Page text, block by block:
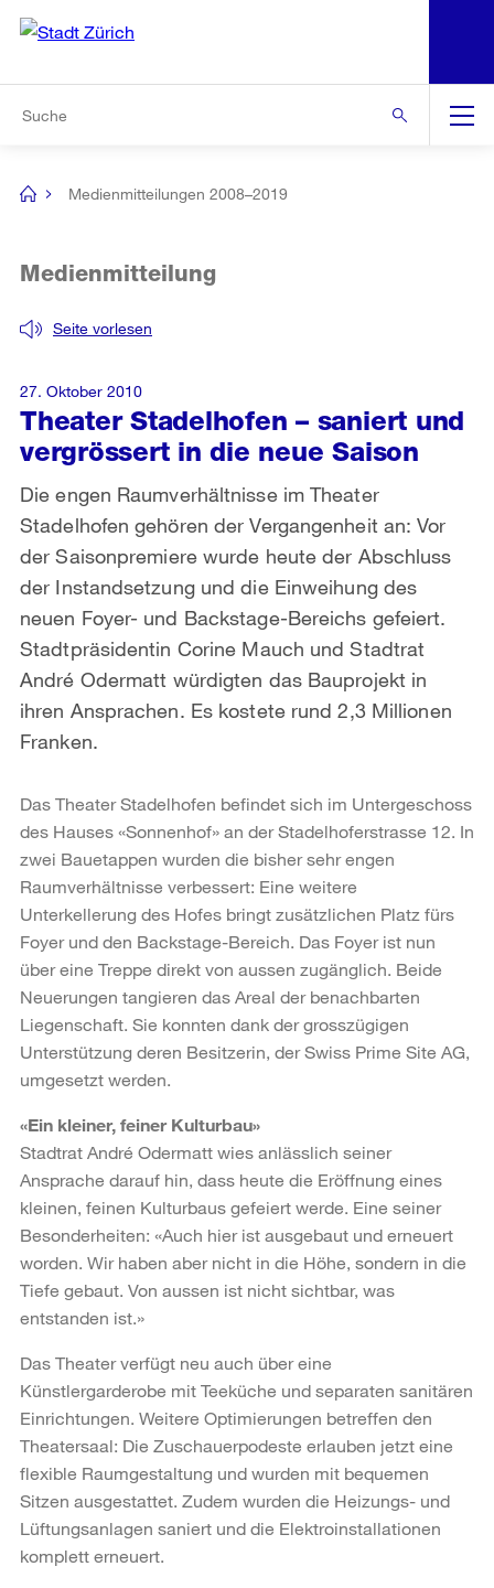
Navigation
[no
Medienmitteilungen 2008–2019
Theater Stadelhofen – saniert und
vergrössert in die neue Saison
Seite vorlesen
Medienmitteilung
Die engen Raumverhältnisse im Theater
Stadelhofen gehören der Vergangenheit an: Vor
der Saisonpremiere wurde heute der Abschluss
der Instandsetzung und die Einweihung des
neuen Foyer- und Backstage-Bereichs gefeiert.
Stadtpräsidentin Corine Mauch und Stadtrat
André Odermatt würdigten das Bauprojekt in
ihren Ansprachen. Es kostete rund 2,3 Millionen
Franken.
27. Oktober 2010
Das Theater Stadelhofen befindet sich im Untergeschoss
des Hauses «Sonnenhof» an der Stadelhoferstrasse 12. In
zwei Bauetappen wurden die bisher sehr engen
Raumverhältnisse verbessert: Eine weitere
Unterkellerung des Hofes bringt zusätzlichen Platz fürs
Foyer und den Backstage-Bereich. Das Foyer ist nun
über eine Treppe direkt von aussen zugänglich. Beide
Neuerungen tangieren das Areal der benachbarten
Liegenschaft. Sie konnten dank der grosszügigen
Unterstützung deren Besitzerin, der Swiss Prime Site AG,
umgesetzt werden.
«Ein kleiner, feiner Kulturbau»
Stadtrat André Odermatt wies anlässlich seiner
Ansprache darauf hin, dass heute die Eröffnung eines
kleinen, feinen Kulturbaus gefeiert werde. Eine seiner
Besonderheiten: «Auch hier ist ausgebaut und erneuert
worden. Wir haben aber nicht in die Höhe, sondern in die
Tiefe gebaut. Von aussen ist nicht sichtbar, was
entstanden ist.»
Das Theater verfügt neu auch über eine
Künstlergarderobe mit Teeküche und separaten sanitären
Einrichtungen. Weitere Optimierungen betreffen den
Theatersaal: Die Zuschauerpodeste erlauben jetzt eine
flexible Raumgestaltung und wurden mit bequemen
Sitzen ausgestattet. Zudem wurden die Heizungs- und
Lüftungsanlagen saniert und die Elektroinstallationen
komplett erneuert.